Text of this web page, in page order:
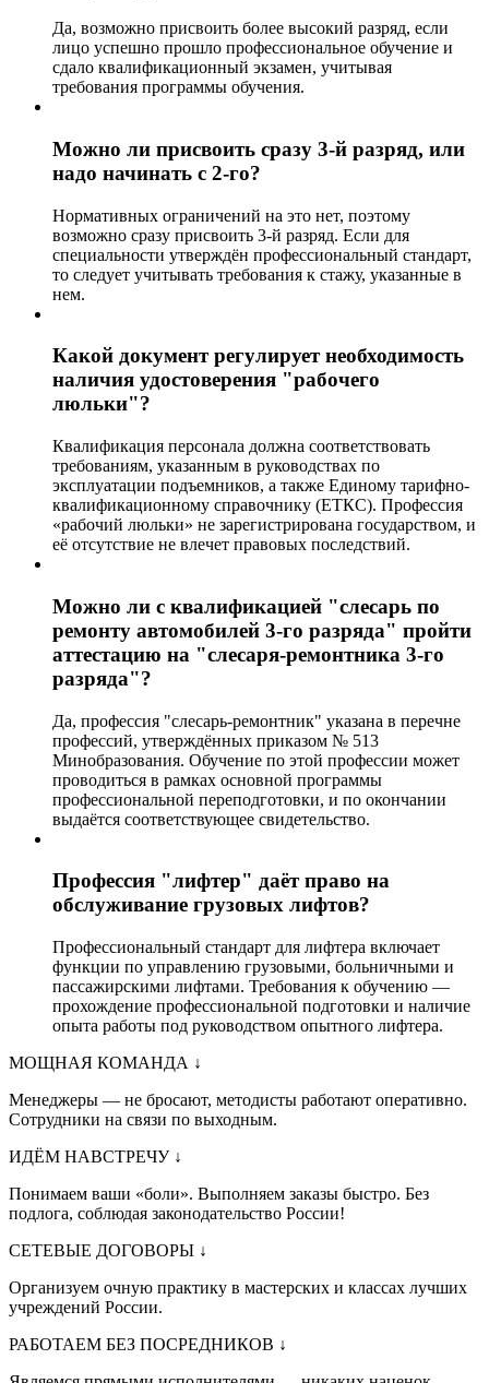
Да, возможно присвоить более высокий разряд, если
лицо успешно прошло профессиональное обучение и
сдало квалификационный экзамен, учитывая
требования программы обучения.
Можно ли присвоить сразу 3-й разряд, или
надо начинать с 2-го?
Нормативных ограничений на это нет, поэтому
возможно сразу присвоить 3-й разряд. Если для
специальности утверждён профессиональный стандарт,
то следует учитывать требования к стажу, указанные в
нем.
Какой документ регулирует необходимость
наличия удостоверения "рабочего
люльки"?
Квалификация персонала должна соответствовать
требованиям, указанным в руководствах по
эксплуатации подъемников, а также Единому тарифно-
квалификационному справочнику (ЕТКС). Профессия
«рабочий люльки» не зарегистрирована государством, и
её отсутствие не влечет правовых последствий.
Можно ли с квалификацией "слесарь по
ремонту автомобилей 3-го разряда" пройти
аттестацию на "слесаря-ремонтника 3-го
разряда"?
Да, профессия "слесарь-ремонтник" указана в перечне
профессий, утверждённых приказом № 513
Минобразования. Обучение по этой профессии может
проводиться в рамках основной программы
профессиональной переподготовки, и по окончании
выдаётся соответствующее свидетельство.
Профессия "лифтер" даёт право на
обслуживание грузовых лифтов?
Профессиональный стандарт для лифтера включает
функции по управлению грузовыми, больничными и
пассажирскими лифтами. Требования к обучению —
прохождение профессиональной подготовки и наличие
опыта работы под руководством опытного лифтера.
МОЩНАЯ КОМАНДА ↓
Менеджеры — не бросают, методисты работают оперативно.
Сотрудники на связи по выходным.
ИДЁМ НАВСТРЕЧУ ↓
Понимаем ваши «боли». Выполняем заказы быстро. Без
подлога, соблюдая законодательство России!
СЕТЕВЫЕ ДОГОВОРЫ ↓
Организуем очную практику в мастерских и классах лучших
учреждений России.
РАБОТАЕМ БЕЗ ПОСРЕДНИКОВ ↓